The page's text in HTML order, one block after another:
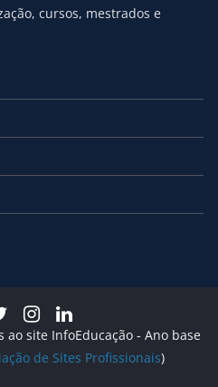
cursos, mestrados e
site InfoEducação - Ano base
de Sites Profissionais)